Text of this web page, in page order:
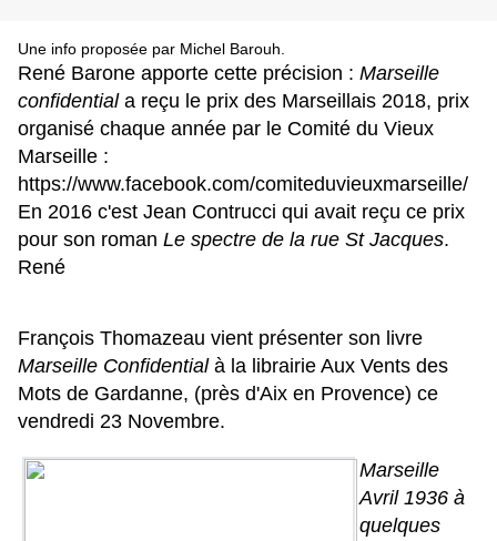
Une info proposée par Michel Barouh.
René Barone apporte cette précision : Marseille
confidentiala reçu le prix des Marseillais 2018, prix
organisé chaque année par le Comité du Vieux
Marseille :
https://www.facebook.com/comiteduvieuxmarseille/
En 2016 c'est Jean Contrucci qui avait reçu ce prix
pour son roman Le spectre de la rue St Jacques.
René
François Thomazeau vient présenter son livre
Marseille Confidentialà la librairie Aux Vents des
Mots de Gardanne, (près d'Aix en Provence) ce
vendredi 23 Novembre.
Marseille
Avril 1936 à
quelques